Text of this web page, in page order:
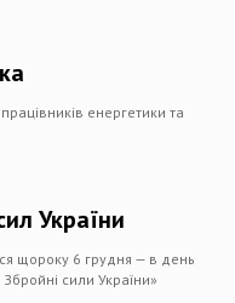
енергетики та
України
щороку 6 грудня — в день
сили України»